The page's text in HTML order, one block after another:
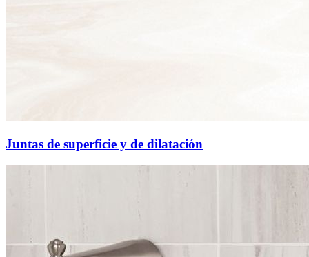
Juntas de superficie y de dilatación